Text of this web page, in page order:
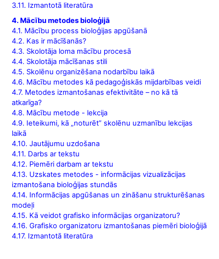
3.11. Izmantotā literatūra
4. Mācību metodes bioloģijā
4.1. Mācību process bioloģijas apgūšanā
4.2. Kas ir mācīšanās?
4.3. Skolotāja loma mācību procesā
4.4. Skolotāja mācīšanas stili
4.5. Skolēnu organizēšana nodarbību laikā
4.6. Mācību metodes kā pedagoģiskās mijdarbības veidi
4.7. Metodes izmantošanas efektivitāte – no kā tā
atkarīga?
4.8. Mācību metode - lekcija
4.9. Ieteikumi, kā „noturēt” skolēnu uzmanību lekcijas
laikā
4.10. Jautājumu uzdošana
4.11. Darbs ar tekstu
4.12. Piemēri darbam ar tekstu
4.13. Uzskates metodes - informācijas vizualizācijas
izmantošana bioloģijas stundās
4.14. Informācijas apgūšanas un zināšanu strukturēšanas
modeļi
4.15. Kā veidot grafisko informācijas organizatoru?
4.16. Grafisko organizatoru izmantošanas piemēri bioloģijā
4.17. Izmantotā literatūra